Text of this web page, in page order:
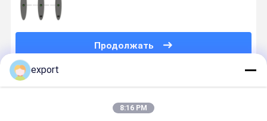
Продолжать
Порекомендованные Продукты
export
8:16 PM